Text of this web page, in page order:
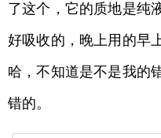
了这个，它的质地是纯
好吸收的，晚上用的早
哈，不知道是不是我的
错的。